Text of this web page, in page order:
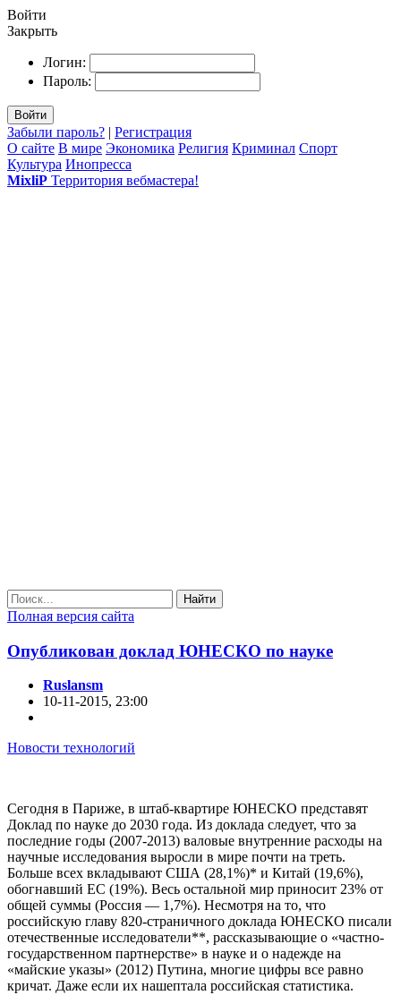
Войти
Закрыть
Логин:
Пароль:
Войти
Забыли пароль? | Регистрация
О сайте В мире Экономика Религия Криминал Спорт
Культура Инопресса
MixliP Территория вебмастера!
Найти
Полная версия сайта
Опубликован доклад ЮНЕСКО по науке
Ruslansm
10-11-2015, 23:00
Новости технологий
Сегодня в Париже, в штаб-квартире ЮНЕСКО представят
Доклад по науке до 2030 года. Из доклада следует, что за
последние годы (2007-2013) валовые внутренние расходы на
научные исследования выросли в мире почти на треть.
Больше всех вкладывают США (28,1%)* и Китай (19,6%),
обогнавший ЕС (19%). Весь остальной мир приносит 23% от
общей суммы (Россия — 1,7%). Несмотря на то, что
российскую главу 820-страничного доклада ЮНЕСКО писали
отечественные исследователи**, рассказывающие о «частно-
государственном партнерстве» в науке и о надежде на
«майские указы» (2012) Путина, многие цифры все равно
кричат. Даже если их нашептала российская статистика.